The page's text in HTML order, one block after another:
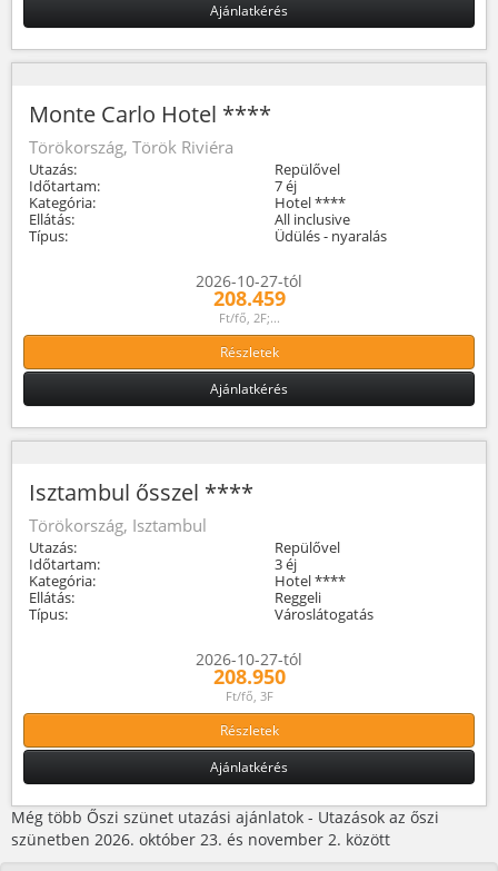
Ajánlatkérés
Monte Carlo Hotel ****
Törökország, Török Riviéra
Utazás:
Repülővel
Időtartam:
7 éj
Kategória:
Hotel ****
Ellátás:
All inclusive
Típus:
Üdülés - nyaralás
2026-10-27-tól
208.459
Ft/fő, 2F;...
Részletek
Ajánlatkérés
Isztambul ősszel ****
Törökország, Isztambul
Utazás:
Repülővel
Időtartam:
3 éj
Kategória:
Hotel ****
Ellátás:
Reggeli
Típus:
Városlátogatás
2026-10-27-tól
208.950
Ft/fő, 3F
Részletek
Ajánlatkérés
Még több Őszi szünet utazási ajánlatok - Utazások az őszi
szünetben 2026. október 23. és november 2. között